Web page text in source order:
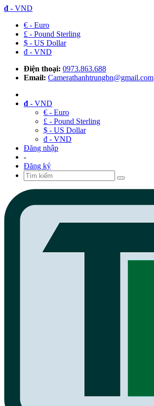
đ - VND
€ - Euro
£ - Pound Sterling
$ - US Dollar
đ - VND
Điện thoại: 0973.863.688
Email: Camerathanhtrungbn@gmail.com
đ - VND
€ - Euro
£ - Pound Sterling
$ - US Dollar
đ - VND
Đăng nhập
-
Đăng ký